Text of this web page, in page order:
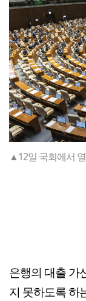
▲12일 국회에서
은행의 대출 가
지 못하도록 하